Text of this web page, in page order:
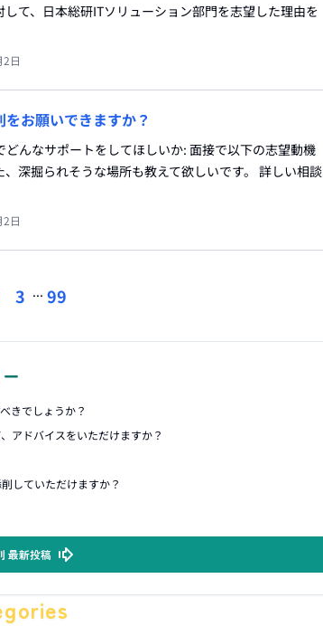
て、日本総研ITソリューション部門を志望した理由を
日
お願いできますか？
んなサポートをしてほしいか: 面接で以下の志望動機
深掘られそうな場所も教えて欲しいです。 詳しい相談
日
3 ... 99
きでしょうか？
アドバイスをいただけますか？
していただけますか？
最新投稿